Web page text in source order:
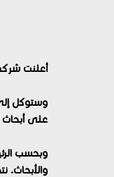
أعلنت
وستوكل
على أبحاث
وبحسب
والأبحاث.